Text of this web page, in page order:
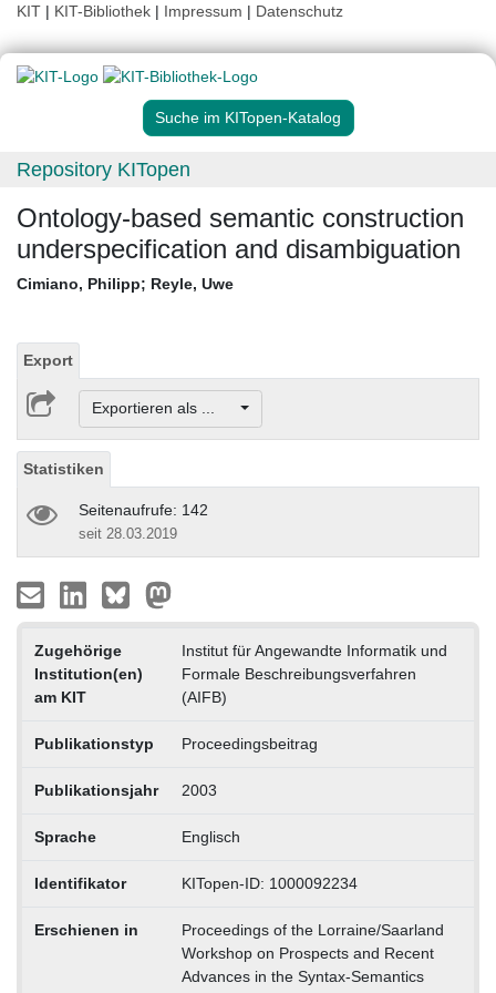
KIT | KIT-Bibliothek | Impressum | Datenschutz
Suche im KITopen-Katalog
Repository KITopen
Ontology-based semantic construction
underspecification and disambiguation
Cimiano, Philipp; Reyle, Uwe
Export
Exportieren als ...
Statistiken
Seitenaufrufe: 142
seit 28.03.2019
Zugehörige
Institution(en)
am KIT
Institut für Angewandte Informatik und
Formale Beschreibungsverfahren
(AIFB)
Publikationstyp Proceedingsbeitrag
Publikationsjahr 2003
Sprache Englisch
Identifikator KITopen-ID: 1000092234
Erschienen in
Proceedings of the Lorraine/Saarland
Workshop on Prospects and Recent
Advances in the Syntax-Semantics